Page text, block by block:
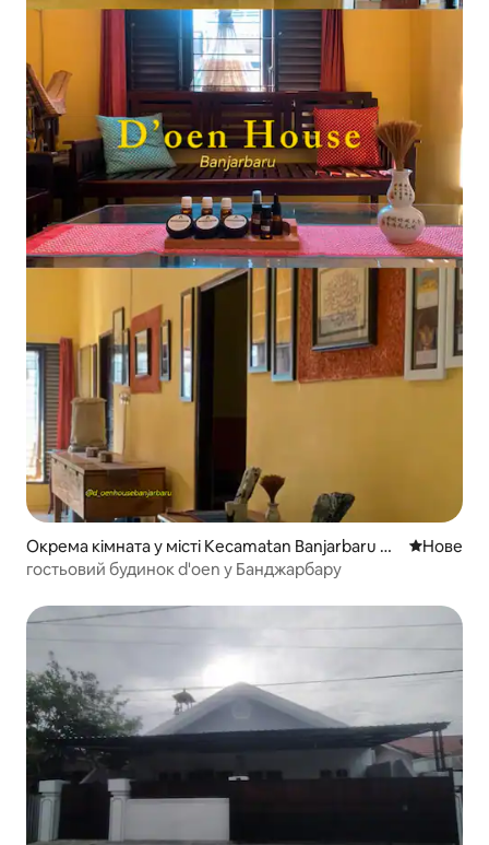
Окрема кімната у місті Kecamatan Banjarbaru Ut
ara
Нове
Нове
гостьовий будинок d'oen у Банджарбару